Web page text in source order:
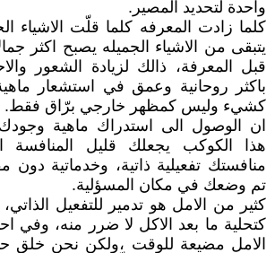
واحدة لتحديد المصير.
كلما زادت المعرفه كلما قلّت الاشياء
يتبقى من الاشياء الجميله يصبح اكثر
قبل المعرفة، ذالك لزيادة الشعور
باكثر روحانية وعمق في استشعار
كشيء وليس كمظهر خارجي برّاق فقط.
ان الوصول الى استدراك ماهية
هذا الكوكب يجعلك قليل المنافسة
منافستك تفعيلية ذاتية، وخدماتية
تم وضعك في مكان المسؤلية.
كثير من الامل هو تدمير للتفعيل
كتحلية ما بعد الاكل لا ضرر منه، وفي
الامل مضيعة للوقت ،ولكن نحن خلق